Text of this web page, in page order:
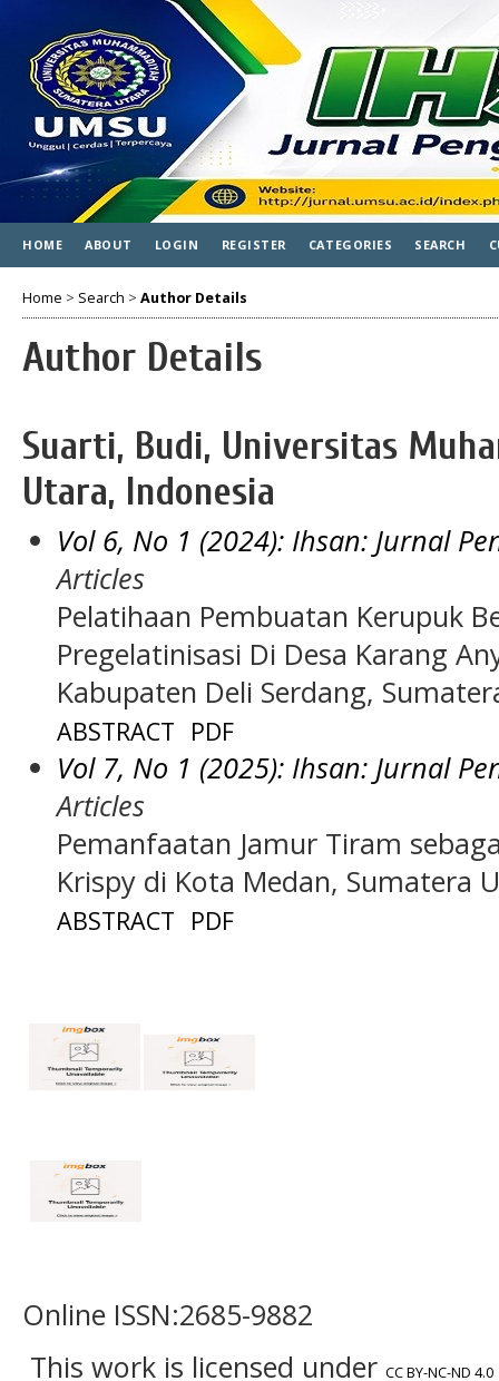
HOME ABOUT LOGIN REGISTER CATEGORIES SEARCH
Home > Search > Author Details
Author Details
Suarti, Budi, Universitas
Utara, Indonesia
Vol 6, No 1 (2024): Ihsan: Jurnal
Articles
Pelatihaan Pembuatan Kerupuk
Pregelatinisasi Di Desa Karang
Kabupaten Deli Serdang,
ABSTRACT PDF
Vol 7, No 1 (2025): Ihsan: Jurnal
Articles
Pemanfaatan Jamur Tiram
Krispy di Kota Medan, Sumatera
ABSTRACT PDF
Online ISSN:2685-9882
This work is licensed under CC BY-NC-ND 4.0